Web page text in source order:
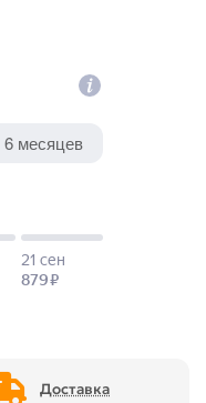
Доставка